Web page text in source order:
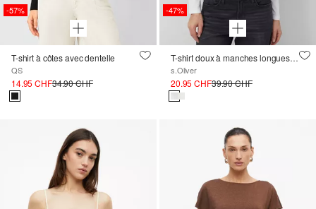
-57%
T-shirt à côtes avec dentelle
QS
14.95 CHF34.90 CHF
-47%
T-shirt doux à manches longues avec des pierres décoratives
s.Oliver
20.95 CHF39.90 CHF